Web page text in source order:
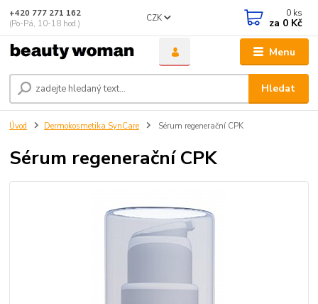
Menu
CZK
Hledat
+420 777 271 162
(Po-Pá, 10-18 hod.)
0 ks
za 0 Kč
Úvod Dermokosmetika SynCare Sérum regenerační CPK
Sérum regenerační CPK